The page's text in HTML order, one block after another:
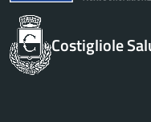
Costigliole